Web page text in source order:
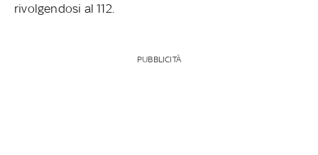
rivolgendosi al 112.
PUBBLICITÀ